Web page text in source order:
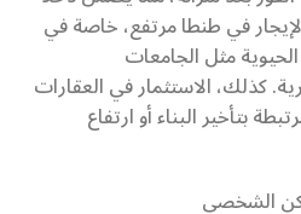
في طنطا مرتفع، خاصة في
مثل الجامعات
كذلك، الاستثمار في العقارات
بتأخير البناء أو ارتفاع